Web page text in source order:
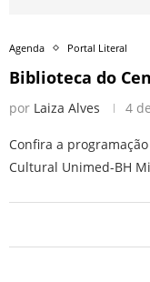
Agenda Portal Literal
Biblioteca do
por Laiza Alves 4
Confira a
Cultural Unimed-BH